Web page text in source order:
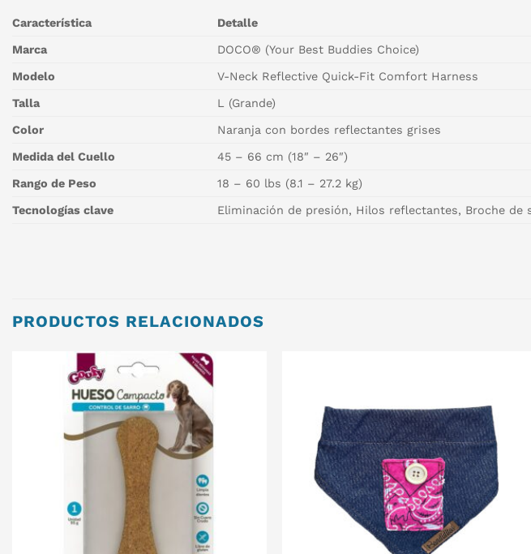
Característica Detalle
Marca DOCO® (Your Best Buddies Choice)
Modelo V-Neck Reflective Quick-Fit Comfort Harness
Talla L (Grande)
Color Naranja con bordes reflectantes grises
Medida del Cuello 45 – 66 cm (18″ – 26″)
Rango de Peso 18 – 60 lbs (8.1 – 27.2 kg)
Tecnologías clave Eliminación de presión, Hilos reflectantes, Broche de
PRODUCTOS RELACIONADOS